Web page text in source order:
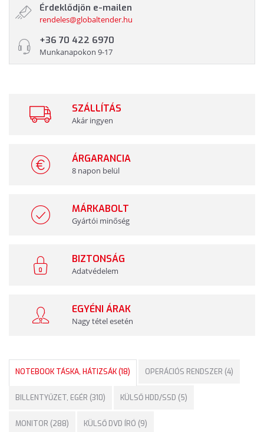
Érdeklődjön e-mailen
rendeles@globaltender.hu
+36 70 422 6970
Munkanapokon 9-17
SZÁLLÍTÁS
Akár ingyen
ÁRGARANCIA
8 napon belül
MÁRKABOLT
Gyártói minőség
BIZTONSÁG
Adatvédelem
EGYÉNI ÁRAK
Nagy tétel esetén
NOTEBOOK TÁSKA, HÁTIZSÁK (18) OPERÁCIÓS RENDSZER (4)
BILLENTYŰZET, EGÉR (310) KÜLSŐ HDD/SSD (5)
MONITOR (288) KÜLSŐ DVD ÍRÓ (9)